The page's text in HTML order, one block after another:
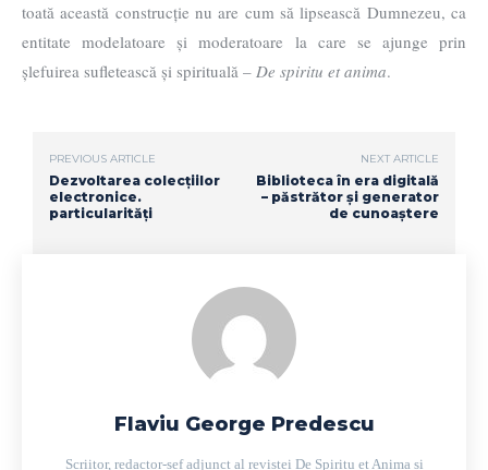
toată această construcție nu are cum să lipsească Dumnezeu, ca
entitate modelatoare și moderatoare la care se ajunge prin
șlefuirea sufletească și spirituală – De spiritu et anima.
PREVIOUS ARTICLE
Dezvoltarea colecțiilor
electronice.
particularități
NEXT ARTICLE
Biblioteca în era digitală
– păstrător și generator
de cunoaștere
Flaviu George Predescu
Scriitor, redactor-șef adjunct al revistei De Spiritu et Anima și